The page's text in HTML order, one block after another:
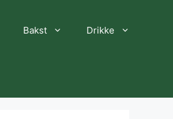
Bakst Drikke